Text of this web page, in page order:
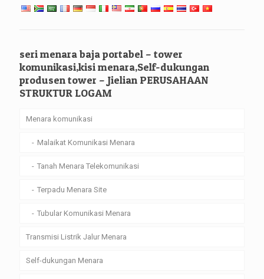
seri menara baja portabel – tower
komunikasi,kisi menara,Self-dukungan
produsen tower – Jielian PERUSAHAAN
STRUKTUR LOGAM
Menara komunikasi
Malaikat Komunikasi Menara
Tanah Menara Telekomunikasi
Terpadu Menara Site
Tubular Komunikasi Menara
Transmisi Listrik Jalur Menara
Self-dukungan Menara